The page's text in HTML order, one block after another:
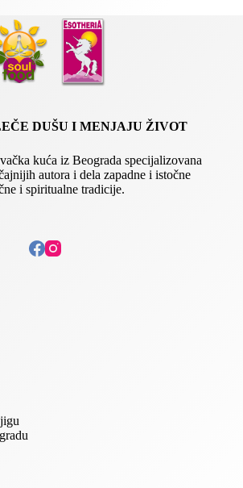
DUŠU I MENJAJU ŽIVOT
kuća iz Beograda specijalizovana
autora i dela zapadne i istočne
i spiritualne tradicije.